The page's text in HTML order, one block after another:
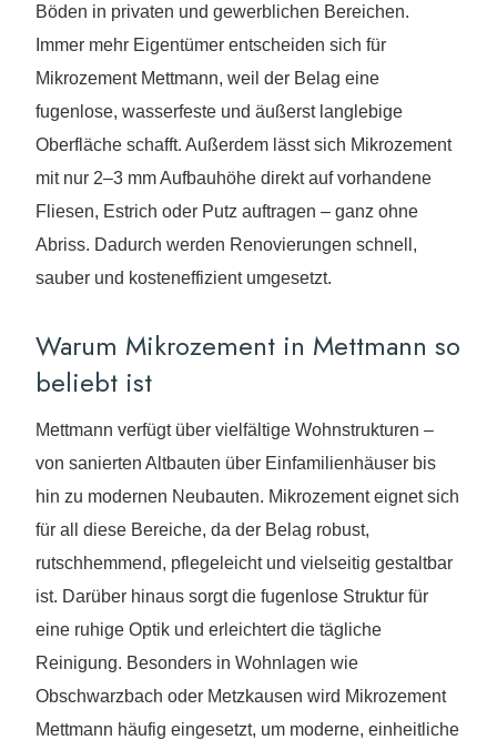
Böden in privaten und gewerblichen Bereichen.
Immer mehr Eigentümer entscheiden sich für
Mikrozement Mettmann, weil der Belag eine
fugenlose, wasserfeste und äußerst langlebige
Oberfläche schafft. Außerdem lässt sich Mikrozement
mit nur 2–3 mm Aufbauhöhe direkt auf vorhandene
Fliesen, Estrich oder Putz auftragen – ganz ohne
Abriss. Dadurch werden Renovierungen schnell,
sauber und kosteneffizient umgesetzt.
Warum Mikrozement in Mettmann so
beliebt ist
Mettmann verfügt über vielfältige Wohnstrukturen –
von sanierten Altbauten über Einfamilienhäuser bis
hin zu modernen Neubauten. Mikrozement eignet sich
für all diese Bereiche, da der Belag robust,
rutschhemmend, pflegeleicht und vielseitig gestaltbar
ist. Darüber hinaus sorgt die fugenlose Struktur für
eine ruhige Optik und erleichtert die tägliche
Reinigung. Besonders in Wohnlagen wie
Obschwarzbach oder Metzkausen wird Mikrozement
Mettmann häufig eingesetzt, um moderne, einheitliche